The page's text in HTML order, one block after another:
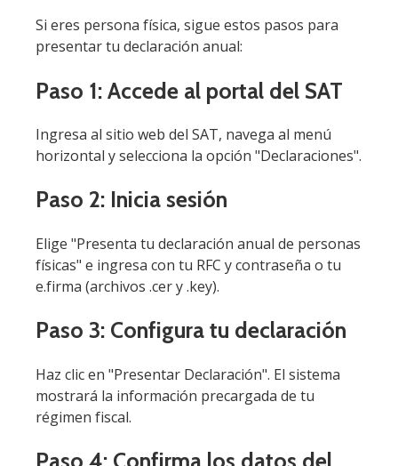
Si eres persona física, sigue estos pasos para
presentar tu declaración anual:
Paso 1: Accede al portal del SAT
Ingresa al sitio web del SAT, navega al menú
horizontal y selecciona la opción "Declaraciones".
Paso 2: Inicia sesión
Elige "Presenta tu declaración anual de personas
físicas" e ingresa con tu RFC y contraseña o tu
e.firma (archivos .cer y .key).
Paso 3: Configura tu declaración
Haz clic en "Presentar Declaración". El sistema
mostrará la información precargada de tu
régimen fiscal.
Paso 4: Confirma los datos del